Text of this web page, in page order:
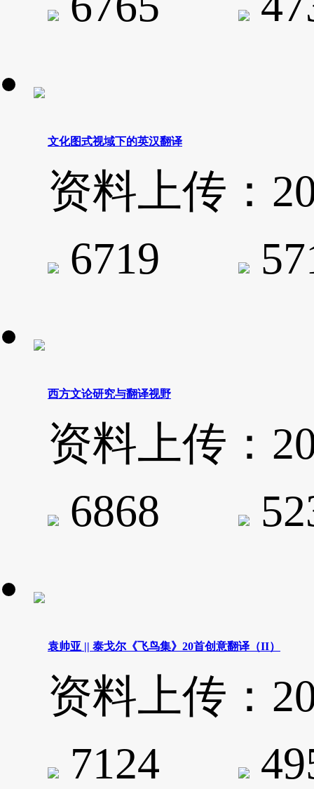
文化图式视域下的英汉翻译
资料上传：
6719
西方文论研究与翻译视野
资料上传：
6868
袁帅亚 || 泰戈尔《飞鸟集》20首创意翻译（II）
资料上传：
7124